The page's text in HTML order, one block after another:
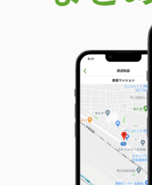
価 格
間取り
1K
富山県富山市町村２
価 格
住 所
専有面積
間取り
1K